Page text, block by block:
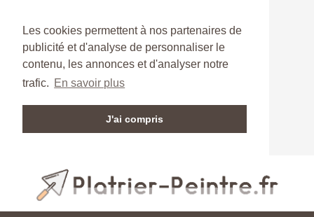
Les cookies permettent à nos partenaires de
publicité et d'analyse de personnaliser le
contenu, les annonces et d'analyser notre
trafic. En savoir plus
J'ai compris